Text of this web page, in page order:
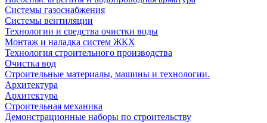
Системы газоснабжения
Системы вентиляции
Технологии и средства очистки воды
Монтаж и наладка систем ЖКХ
Технология строительного производства
Очистка вод
Строительные материалы, машины и технологии.
Архитектура
Архитектура
Cтроительная механика
Демонстрационные наборы по строительству